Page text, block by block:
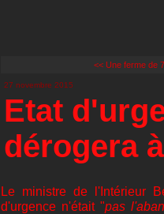
<< Une ferme de
27 novembre 2015
Etat
dérogera
Le ministre de l'Intérieur
d'urgence n'était "pas